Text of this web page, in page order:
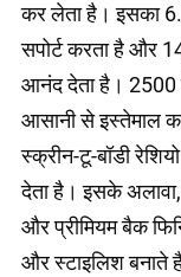
कर लेता है। इसका
सपोर्ट करता है और
आनंद देता है। 2500
आसानी से इस्तेमाल
स्क्रीन-टू-बॉडी
देता है। इसके
और प्रीमियम बैक
और स्टाइलिश बनाते